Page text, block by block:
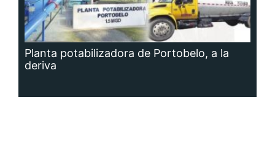
Planta potabilizadora de Portobelo, a la
deriva